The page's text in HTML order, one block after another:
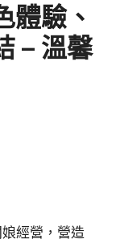
體驗、
– 溫馨
經營，營造